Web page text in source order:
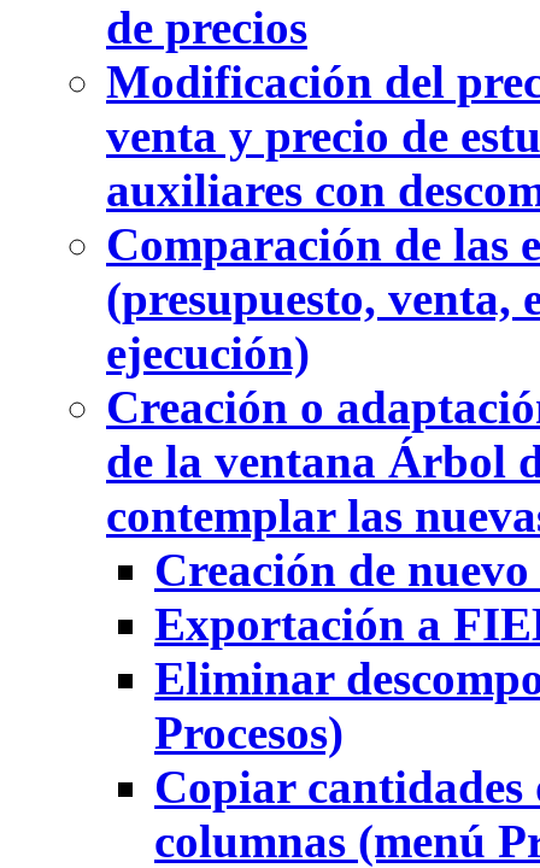
de precios
Modificación del
venta y precio de
auxiliares con
Comparación de las
(presupuesto, venta,
ejecución)
Creación o
de la ventana Árbol
contemplar las
Creación de
Exportación a
Eliminar
Procesos)
Copiar cantidades
columnas (menú